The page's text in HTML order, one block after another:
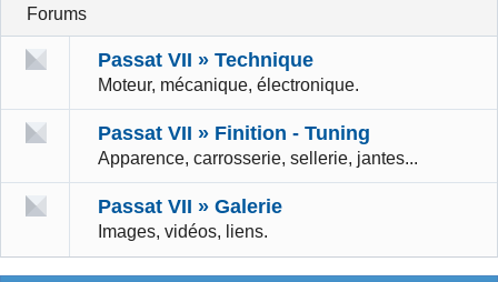
Forums
Passat VII » Technique
Moteur, mécanique, électronique.
Passat VII » Finition - Tuning
Apparence, carrosserie, sellerie, jantes...
Passat VII » Galerie
Images, vidéos, liens.